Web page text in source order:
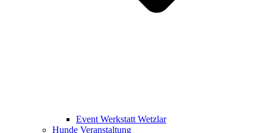
Event Werkstatt Wetzlar
Hunde Veranstaltung